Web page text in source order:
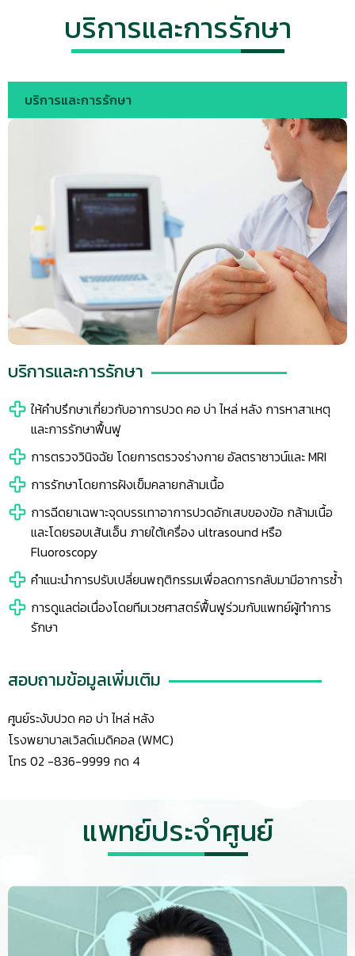
บริการและการรักษา
บริการและการรักษา
บริการและการรักษา
ให้คำปรึกษาเกี่ยวกับอาการปวด คอ บ่า ไหล่ หลัง การหาสาเหตุ
และการรักษาฟื้นฟู
การตรวจวินิจฉัย โดยการตรวจร่างกาย อัลตราซาวน์และ MRI
การรักษาโดยการฝังเข็มคลายกล้ามเนื้อ
การฉีดยาเฉพาะจุดบรรเทาอาการปวดอักเสบของข้อ กล้ามเนื้อ
และโดยรอบเส้นเอ็น ภายใต้เครื่อง ultrasound หรือ
Fluoroscopy
คำแนะนำการปรับเปลี่ยนพฤติกรรมเพื่อลดการกลับมามีอาการซ้ำ
การดูแลต่อเนื่องโดยทีมเวชศาสตร์ฟื้นฟูร่วมกับแพทย์ผู้ทำการ
รักษา
สอบถามข้อมูลเพิ่มเติม
ศูนย์ระงับปวด คอ บ่า ไหล่ หลัง
โรงพยาบาลเวิลด์เมดิคอล (WMC)
โทร 02 -836-9999 กด 4
แพทย์ประจำศูนย์